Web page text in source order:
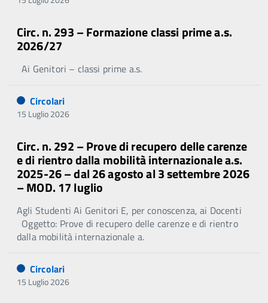
Circ. n. 293 – Formazione classi prime a.s.
2026/27
Ai Genitori – classi prime a.s.
Circolari
15 Luglio 2026
Circ. n. 292 – Prove di recupero delle carenze
e di rientro dalla mobilità internazionale a.s.
2025-26 – dal 26 agosto al 3 settembre 2026
– MOD. 17 luglio
Agli Studenti Ai Genitori E, per conoscenza, ai Docenti
Oggetto: Prove di recupero delle carenze e di rientro
dalla mobilità internazionale a.
Circolari
15 Luglio 2026